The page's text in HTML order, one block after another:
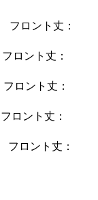
ロント丈：
ロント丈：
ロント丈：
ロント丈：
ロント丈：